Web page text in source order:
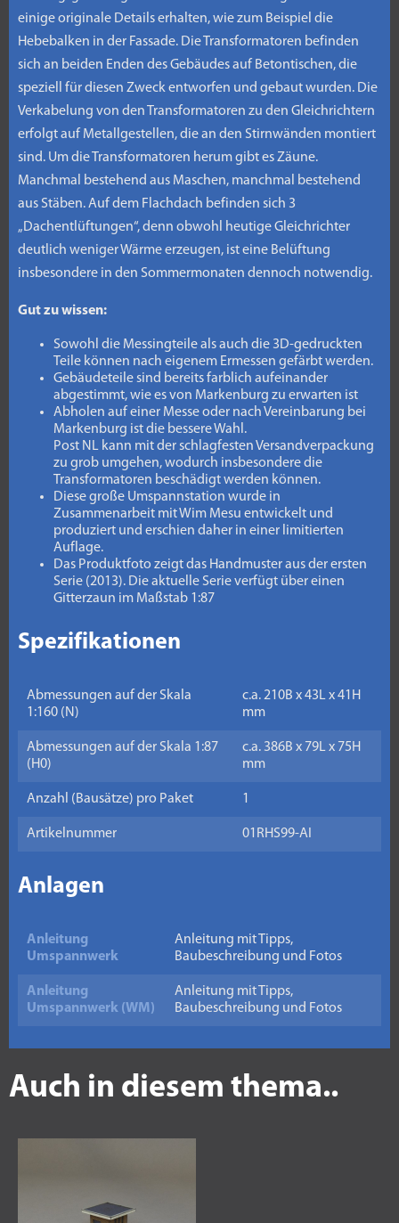
einige originale Details erhalten, wie zum Beispiel die
Hebebalken in der Fassade. Die Transformatoren befinden
sich an beiden Enden des Gebäudes auf Betontischen, die
speziell für diesen Zweck entworfen und gebaut wurden. Die
Verkabelung von den Transformatoren zu den Gleichrichtern
erfolgt auf Metallgestellen, die an den Stirnwänden montiert
sind. Um die Transformatoren herum gibt es Zäune.
Manchmal bestehend aus Maschen, manchmal bestehend
aus Stäben. Auf dem Flachdach befinden sich 3
„Dachentlüftungen“, denn obwohl heutige Gleichrichter
deutlich weniger Wärme erzeugen, ist eine Belüftung
insbesondere in den Sommermonaten dennoch notwendig.
Gut zu wissen:
Sowohl die Messingteile als auch die 3D-gedruckten
Teile können nach eigenem Ermessen gefärbt werden.
Gebäudeteile sind bereits farblich aufeinander
abgestimmt, wie es von Markenburg zu erwarten ist
Abholen auf einer Messe oder nach Vereinbarung bei
Markenburg ist die bessere Wahl.
Post NL kann mit der schlagfesten Versandverpackung
zu grob umgehen, wodurch insbesondere die
Transformatoren beschädigt werden können.
Diese große Umspannstation wurde in
Zusammenarbeit mit Wim Mesu entwickelt und
produziert und erschien daher in einer limitierten
Auflage.
Das Produktfoto zeigt das Handmuster aus der ersten
Serie (2013). Die aktuelle Serie verfügt über einen
Gitterzaun im Maßstab 1:87
Spezifikationen
Abmessungen auf der Skala
1:160 (N)
c.a. 210B x 43L x 41H
mm
Abmessungen auf der Skala 1:87
(H0)
c.a. 386B x 79L x 75H
mm
Anzahl (Bausätze) pro Paket 1
Artikelnummer 01RHS99-AI
Anlagen
Anleitung
Umspannwerk
Anleitung mit Tipps,
Baubeschreibung und Fotos
Anleitung
Umspannwerk (WM)
Anleitung mit Tipps,
Baubeschreibung und Fotos
Auch in diesem thema..